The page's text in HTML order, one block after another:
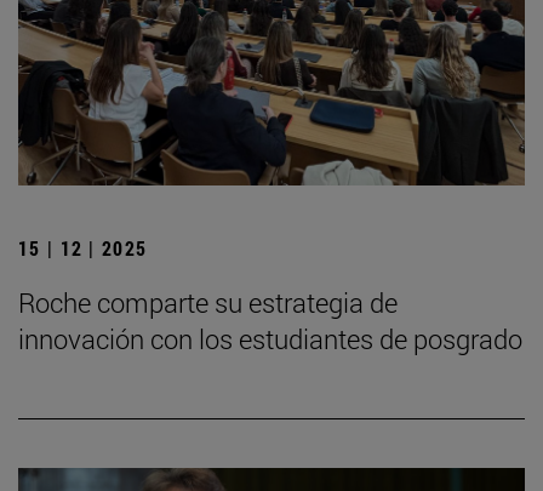
15 | 12 | 2025
Roche comparte su estrategia de
innovación con los estudiantes de posgrado